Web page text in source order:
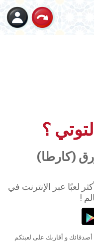
؟
(كارطا)
لعبًا عبر الإنترنت في
!
و أقاربك على لعبتكم